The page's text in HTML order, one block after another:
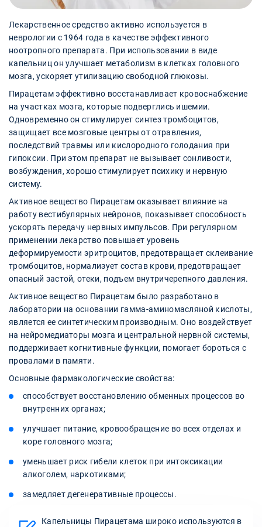
Лекарственное средство активно используется в
неврологии с 1964 года в качестве эффективного
ноотропного препарата. При использовании в виде
капельниц он улучшает метаболизм в клетках головного
мозга, ускоряет утилизацию свободной глюкозы.
Пирацетам эффективно восстанавливает кровоснабжение
на участках мозга, которые подверглись ишемии.
Одновременно он стимулирует синтез тромбоцитов,
защищает все мозговые центры от отравления,
последствий травмы или кислородного голодания при
гипоксии. При этом препарат не вызывает сонливости,
возбуждения, хорошо стимулирует психику и нервную
систему.
Активное вещество Пирацетам оказывает влияние на
работу вестибулярных нейронов, показывает способность
ускорять передачу нервных импульсов. При регулярном
применении лекарство повышает уровень
деформируемости эритроцитов, предотвращает склеивание
тромбоцитов, нормализует состав крови, предотвращает
опасный застой, отеки, подъем внутричерепного давления.
Активное вещество Пирацетам было разработано в
лаборатории на основании гамма-аминомасляной кислоты,
является ее синтетическим производным. Оно воздействует
на нейромедиаторы мозга и центральной нервной системы,
поддерживает когнитивные функции, помогает бороться с
провалами в памяти.
Основные фармакологические свойства:
способствует восстановлению обменных процессов во
внутренних органах;
улучшает питание, кровообращение во всех отделах и
коре головного мозга;
уменьшает риск гибели клеток при интоксикации
алкоголем, наркотиками;
замедляет дегенеративные процессы.
Капельницы Пирацетама широко используются в